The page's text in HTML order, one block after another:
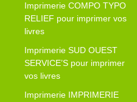
Imprimerie COMPO TYPO
RELIEF pour imprimer vos
livres
Imprimerie SUD OUEST
SERVICE’S pour imprimer
vos livres
Imprimerie IMPRIMERIE